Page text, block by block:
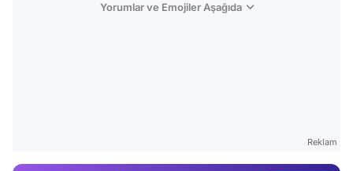
Yorumlar ve Emojiler Aşağıda
Reklam